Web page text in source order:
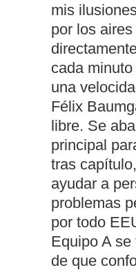
mis
por los
cada
una
Félix
libre. Se
principal
tras
ayudar a
problemas
por todo
Equipo A
de que